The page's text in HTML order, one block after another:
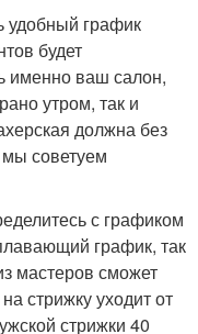
удобный график
будет
именно ваш салон,
утром, так и
должна без
советуем
с графиком
график, так
мастеров сможет
стрижку уходит от
стрижки 40